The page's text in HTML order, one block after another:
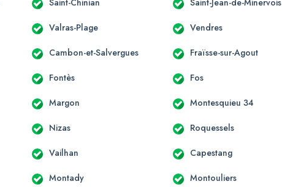
Valras-Plage Vendres
Cambon-et-Salvergues Fraïsse-sur-Agout
Fontès Fos
Margon Montesquieu 34
Nizas Roquessels
Vailhan Capestang
Montady Montouliers